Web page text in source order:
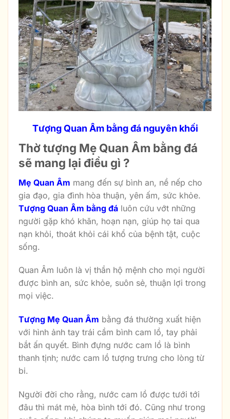
Tượng Quan Âm bằng đá nguyên khối
Thờ tượng Mẹ Quan Âm bằng đá
sẽ mang lại điều gì ?
Mẹ Quan Âm mang đến sự bình an, nề nếp cho
gia đạo, gia đình hòa thuận, yên ấm, sức khỏe.
Tượng Quan Âm bằng đá luôn cứu vớt những
người gặp khó khăn, hoạn nạn, giúp họ tai qua
nạn khỏi, thoát khỏi cái khổ của bệnh tật, cuộc
sống.
Quan Âm luôn là vị thần hộ mệnh cho mọi người
được bình an, sức khỏe, suôn sẻ, thuận lợi trong
mọi việc.
Tượng Mẹ Quan Âm bằng đá thường xuất hiện
với hình ảnh tay trái cầm bình cam lồ, tay phải
bắt ấn quyết. Bình đựng nước cam lồ là bình
thanh tịnh; nước cam lồ tượng trưng cho lòng từ
bi.
Người đời cho rằng, nước cam lồ được tưới tới
đâu thì mát mẻ, hòa bình tới đó. Cũng như trong